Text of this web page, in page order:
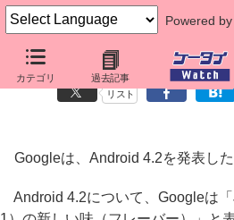
Powered by
カテゴリ 過去記事
Google、Android 4.2を発表
リスト
Googleは、Android 4.2を発表した
Android 4.2について、Googleは